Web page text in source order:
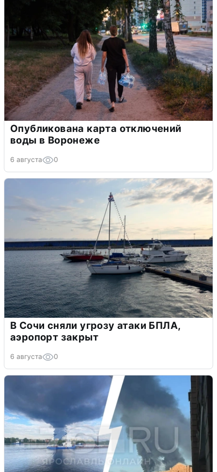
Опубликована карта отключений
воды в Воронеже
6 августа 0
В Сочи сняли угрозу атаки БПЛА,
аэропорт закрыт
6 августа 0